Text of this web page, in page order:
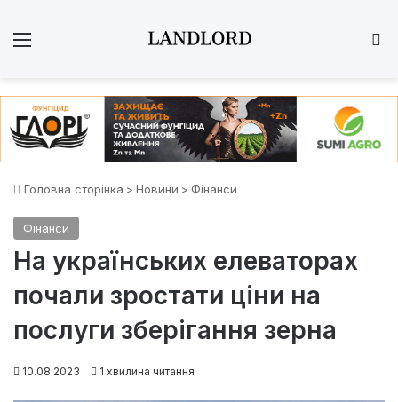
Головна сторінка > Новини > Фінанси
Фінанси
На українських елеваторах
почали зростати ціни на
послуги зберігання зерна
10.08.2023 1 хвилина читання